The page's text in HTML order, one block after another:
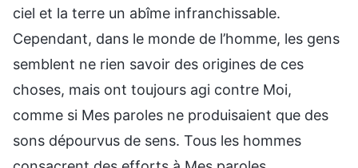
ciel et la terre un abîme infranchissable.
Cependant, dans le monde de l’homme, les gens
semblent ne rien savoir des origines de ces
choses, mais ont toujours agi contre Moi,
comme si Mes paroles ne produisaient que des
sons dépourvus de sens. Tous les hommes